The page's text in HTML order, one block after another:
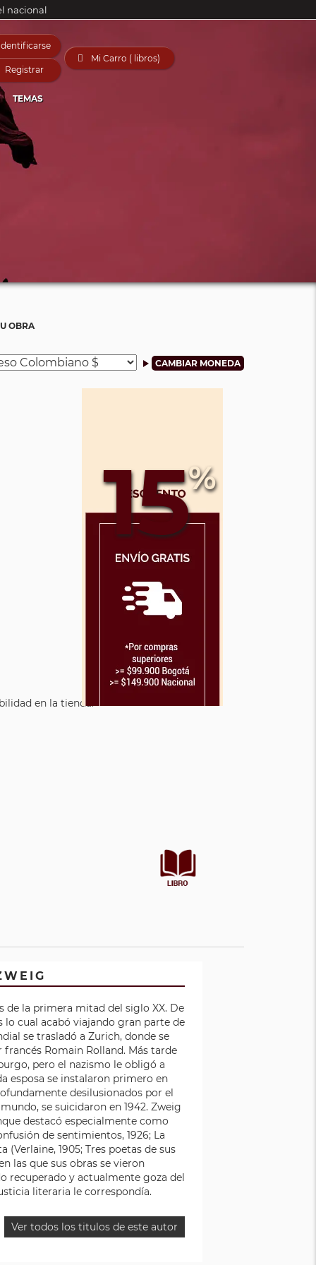
nacional
Registrar
 Mi Carro ( libros)
TEMAS
OBRA
15%
en la tienda.
de la primera mitad del siglo XX. De
cual acabó viajando gran parte de
se trasladó a Zurich, donde se
Romain Rolland. Más tarde
pero el nazismo le obligó a
esposa se instalaron primero en
desilusionados por el
se suicidaron en 1942. Zweig
destacó especialmente como
de sentimientos, 1926; La
(Verlaine, 1905; Tres poetas de sus
las que sus obras se vieron
recuperado y actualmente goza del
literaria le correspondía.
Ver todos los titulos de este autor